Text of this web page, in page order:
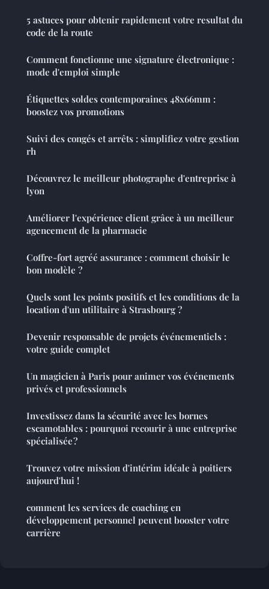
5 astuces pour obtenir rapidement votre resultat du
code de la route
Comment fonctionne une signature électronique :
mode d'emploi simple
Étiquettes soldes contemporaines 48x66mm :
boostez vos promotions
Suivi des congés et arrêts : simplifiez votre gestion
rh
Découvrez le meilleur photographe d'entreprise à
lyon
Améliorer l'expérience client grâce à un meilleur
agencement de la pharmacie
Coffre-fort agréé assurance : comment choisir le
bon modèle ?
Quels sont les points positifs et les conditions de la
location d'un utilitaire à Strasbourg ?
Devenir responsable de projets événementiels :
votre guide complet
Un magicien à Paris pour animer vos événements
privés et professionnels
Investissez dans la sécurité avec les bornes
escamotables : pourquoi recourir à une entreprise
spécialisée ?
Trouvez votre mission d'intérim idéale à poitiers
aujourd'hui !
comment les services de coaching en
développement personnel peuvent booster votre
carrière